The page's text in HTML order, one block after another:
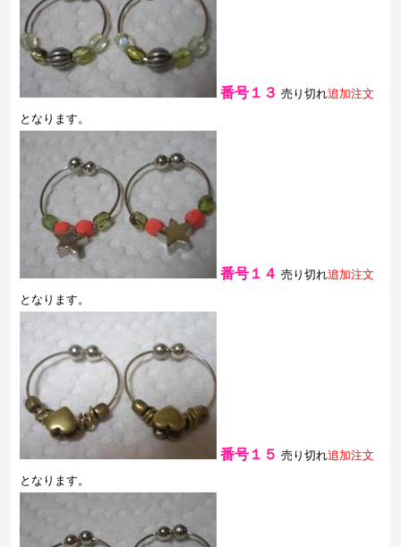
番号１３売り切れ追加注文
となります。
番号１４売り切れ追加注文
となります。
番号１５売り切れ追加注文
となります。